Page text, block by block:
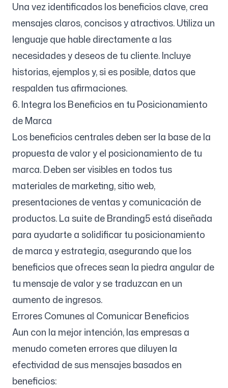
Una vez identificados los beneficios clave, crea
mensajes claros, concisos y atractivos. Utiliza un
lenguaje que hable directamente a las
necesidades y deseos de tu cliente. Incluye
historias, ejemplos y, si es posible, datos que
respalden tus afirmaciones.
6. Integra los Beneficios en tu Posicionamiento
de Marca
Los beneficios centrales deben ser la base de la
propuesta de valor y el posicionamiento de tu
marca. Deben ser visibles en todos tus
materiales de marketing, sitio web,
presentaciones de ventas y comunicación de
productos. La suite de Branding5 está diseñada
para ayudarte a solidificar tu posicionamiento
de marca y estrategia, asegurando que los
beneficios que ofreces sean la piedra angular de
tu mensaje de valor y se traduzcan en un
aumento de ingresos.
Errores Comunes al Comunicar Beneficios
Aun con la mejor intención, las empresas a
menudo cometen errores que diluyen la
efectividad de sus mensajes basados en
beneficios: